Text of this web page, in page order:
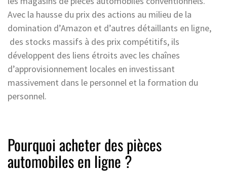
Avec la hausse du prix des actions au milieu de la
domination d’Amazon et d’autres détaillants en ligne,
des stocks massifs à des prix compétitifs, ils
développent des liens étroits avec les chaînes
d’approvisionnement locales en investissant
massivement dans le personnel et la formation du
personnel.
Pourquoi acheter des pièces
automobiles en ligne ?